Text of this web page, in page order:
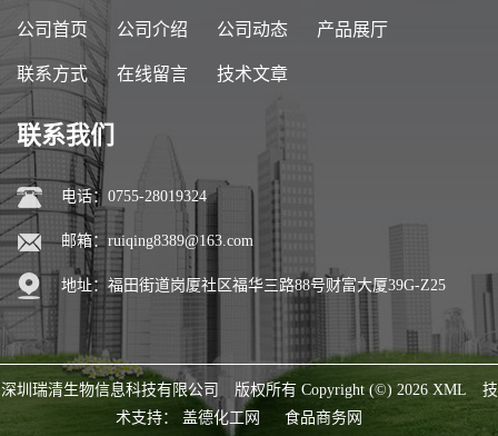
公司首页 公司介绍 公司动态 产品展厅
联系方式 在线留言 技术文章
联系我们
电话：0755-28019324
邮箱： ruiqing8389@163.com
地址：福田街道岗厦社区福华三路88号财富大厦39G-Z25
深圳瑞清生物信息科技有限公司 版权所有 Copyright (©) 2026 XML
技
术支持： 盖德化工网 食品商务网